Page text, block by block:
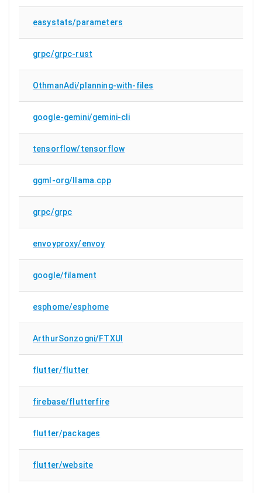
easystats/parameters
grpc/grpc-rust
OthmanAdi/planning-with-files
google-gemini/gemini-cli
tensorflow/tensorflow
ggml-org/llama.cpp
grpc/grpc
envoyproxy/envoy
google/filament
esphome/esphome
ArthurSonzogni/FTXUI
flutter/flutter
firebase/flutterfire
flutter/packages
flutter/website